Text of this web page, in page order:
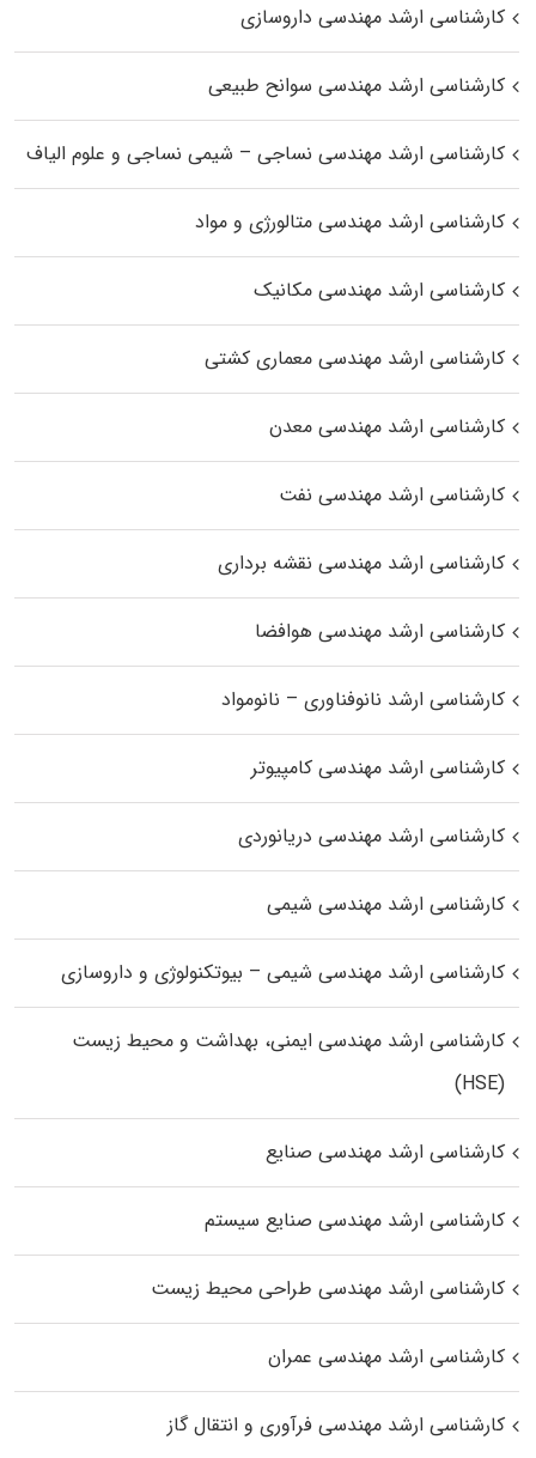
کارشناسی ارشد مهندسی داروسازی
کارشناسی ارشد مهندسی سوانح طبیعی
کارشناسی ارشد مهندسی نساجی – شیمی نساجی و علوم الیاف
کارشناسی ارشد مهندسی متالورژی و مواد
کارشناسی ارشد مهندسی مکانیک
کارشناسی ارشد مهندسی معماری کشتی
کارشناسی ارشد مهندسی معدن
کارشناسی ارشد مهندسی نفت
کارشناسی ارشد مهندسی نقشه برداری
کارشناسی ارشد مهندسی هوافضا
کارشناسی ارشد نانوفناوری – نانومواد
کارشناسی ارشد مهندسی کامپیوتر
کارشناسی ارشد مهندسی دریانوردی
کارشناسی ارشد مهندسی شیمی
کارشناسی ارشد مهندسی شیمی – بیوتکنولوژی و داروسازی
کارشناسی ارشد مهندسی ایمنی، بهداشت و محیط زیست
(HSE)
کارشناسی ارشد مهندسی صنایع
کارشناسی ارشد مهندسی صنایع سیستم
کارشناسی ارشد مهندسی طراحی محیط زیست
کارشناسی ارشد مهندسی عمران
کارشناسی ارشد مهندسی فرآوری و انتقال گاز